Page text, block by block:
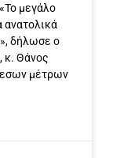
μεγάλο
ανατολικά
δήλωσε ο
κ. Θάνος
μέτρων